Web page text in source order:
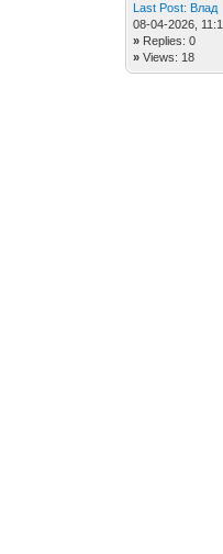
Last Post: Влад
08-04-2026,
» Replies: 0
»Views: 18